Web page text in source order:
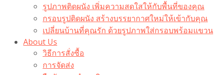
รูปภาพติดผนัง เพิ่มความสดใสให้กับพื้นที่ของคุณ
กรอบรูปติดผนัง สร้างบรรยากาศใหม่ให้เข้ากับคุณ
เปลี่ยนบ้านที่คุณรัก ด้วยรูปภาพใส่กรอบพร้อมแขวน​
About Us
วิธีการสั่งซื้อ
การจัดส่ง